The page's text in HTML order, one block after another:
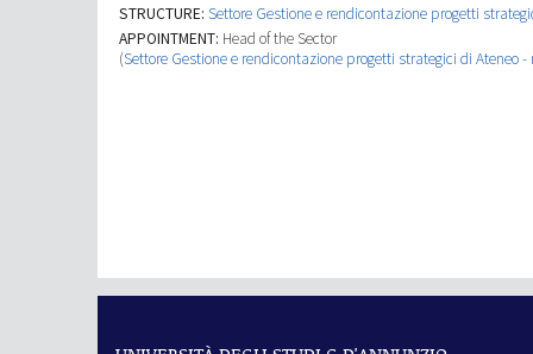
STRUCTURE: Settore Gestione e rendicontazione progetti
APPOINTMENT: Head of the Sector
(Settore Gestione e rendicontazione progetti strategici di Ateneo